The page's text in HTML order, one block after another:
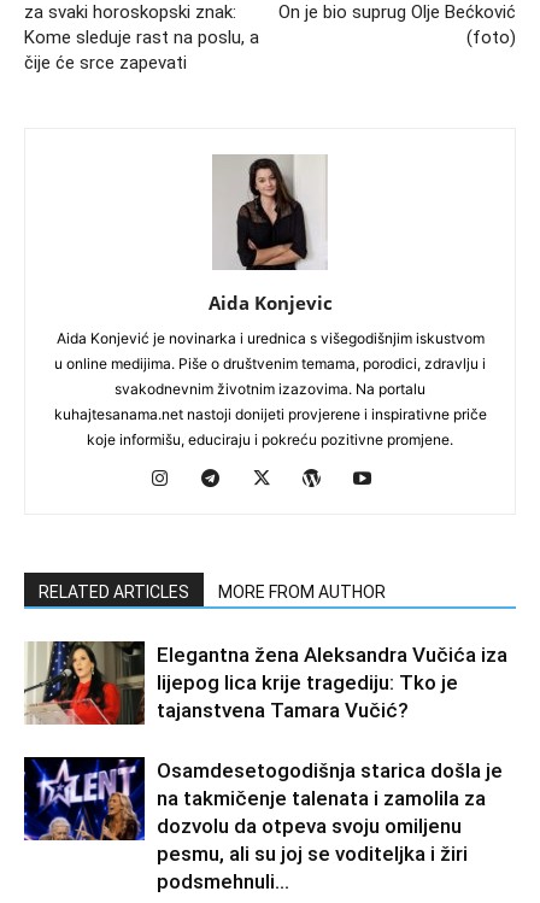
za svaki horoskopski znak:
Kome sleduje rast na poslu, a
čije će srce zapevati
On je bio suprug Olje Bećković
(foto)
Aida Konjevic
Aida Konjević je novinarka i urednica s višegodišnjim iskustvom
u online medijima. Piše o društvenim temama, porodici, zdravlju i
svakodnevnim životnim izazovima. Na portalu
kuhajtesanama.net nastoji donijeti provjerene i inspirativne priče
koje informišu, educiraju i pokreću pozitivne promjene.
RELATED ARTICLES MORE FROM AUTHOR
Elegantna žena Aleksandra Vučića iza
lijepog lica krije tragediju: Tko je
tajanstvena Tamara Vučić?
Osamdesetogodišnja starica došla je
na takmičenje talenata i zamolila za
dozvolu da otpeva svoju omiljenu
pesmu, ali su joj se voditeljka i žiri
podsmehnuli...